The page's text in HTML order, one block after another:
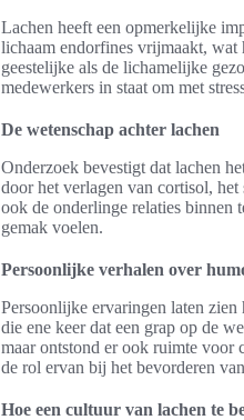
Lachen heeft een opmerkelijke
lichaam endorfines vrijmaakt,
geestelijke als de lichamelijke
medewerkers in staat om met
De wetenschap achter lachen
Onderzoek bevestigt dat lachen
door het verlagen van cortisol,
ook de onderlinge relaties binnen
gemak voelen.
Persoonlijke verhalen over
Persoonlijke ervaringen laten
die ene keer dat een grap op de
maar ontstond er ook ruimte voor
de rol ervan bij het bevorderen
Hoe een cultuur van lachen te